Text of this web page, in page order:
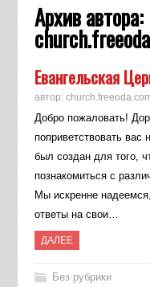
Архив автора:
Евангельская
автор:
Добро пожаловать!
поприветствовать вас
был создан для того,
познакомиться с
Мы искренне
ответы на свои…
ДАЛЕЕ
Без рубрики